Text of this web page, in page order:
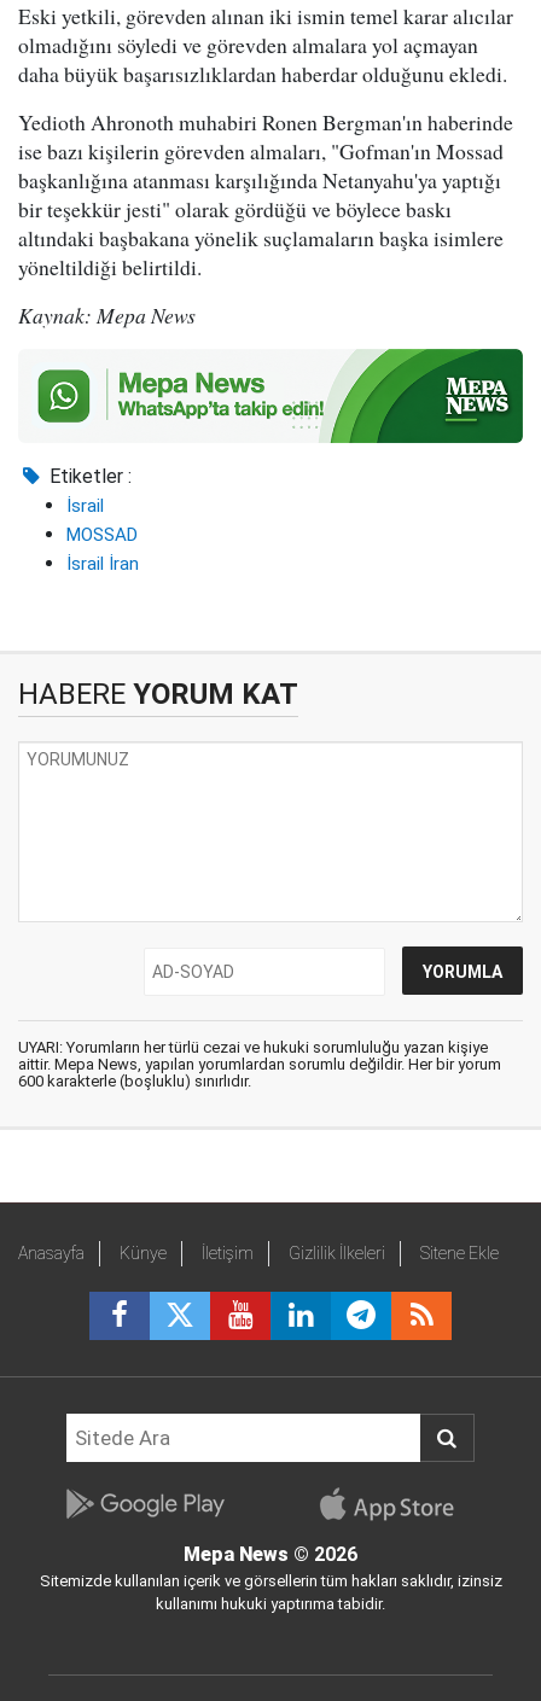
Eski yetkili, görevden alınan iki ismin temel karar alıcılar
olmadığını söyledi ve görevden almalara yol açmayan
daha büyük başarısızlıklardan haberdar olduğunu ekledi.
Yedioth Ahronoth muhabiri Ronen Bergman'ın haberinde
ise bazı kişilerin görevden almaları, "Gofman'ın Mossad
başkanlığına atanması karşılığında Netanyahu'ya yaptığı
bir teşekkür jesti" olarak gördüğü ve böylece baskı
altındaki başbakana yönelik suçlamaların başka isimlere
yöneltildiği belirtildi.
Kaynak: Mepa News
Etiketler :
İsrail
MOSSAD
İsrail İran
HABERE YORUM KAT
UYARI: Yorumların her türlü cezai ve hukuki sorumluluğu yazan kişiye
aittir. Mepa News, yapılan yorumlardan sorumlu değildir. Her bir yorum
600 karakterle (boşluklu) sınırlıdır.
Anasayfa Künye İletişim Gizlilik İlkeleri Sitene Ekle
Mepa News © 2026
Sitemizde kullanılan içerik ve görsellerin tüm hakları saklıdır, izinsiz
kullanımı hukuki yaptırıma tabidir.